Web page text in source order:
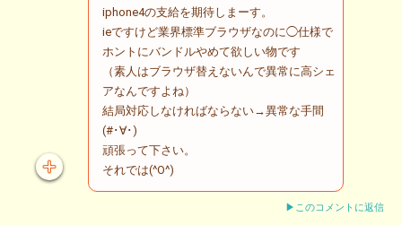
iphone4の支給を期待しまーす。
ieですけど業界標準ブラウザなのに◯仕様で
ホントにバンドルやめて欲しい物です
（素人はブラウザ替えないんで異常に高シェ
アなんですよね）
結局対応しなければならない→異常な手間
(#･∀･)
頑張って下さい。
それでは(^O^)
▶このコメントに返信